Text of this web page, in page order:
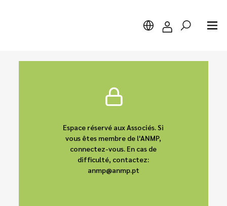
Espace réservé aux Associés. Si
vous êtes membre de l'ANMP,
connectez-vous. En cas de
difficulté, contactez:
anmp@anmp.pt